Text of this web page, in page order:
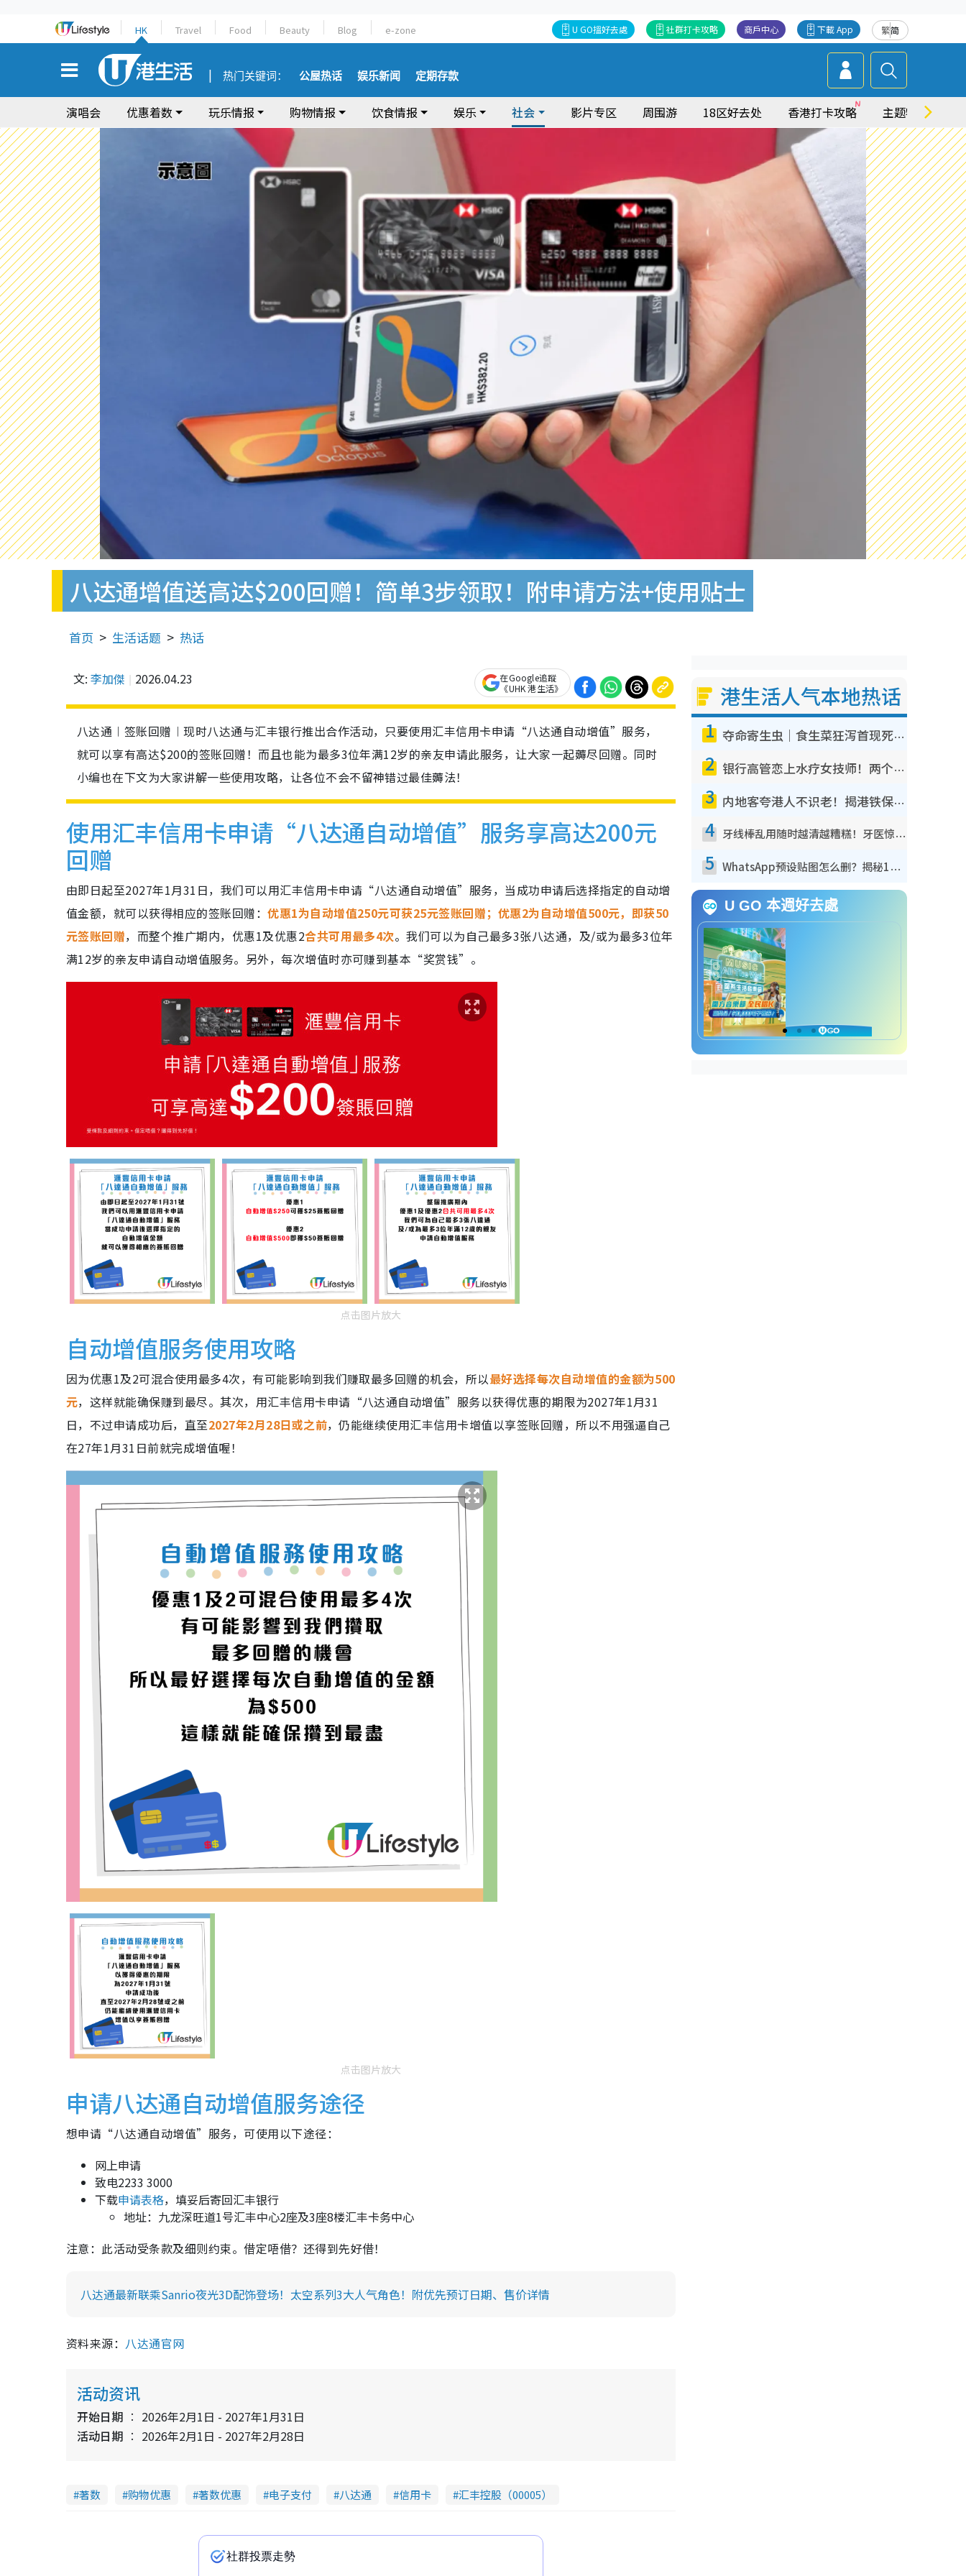
HK Travel Food Beauty Blog e-zone 繁简
下載 App
商戶中心
社群打卡攻略
U GO搵好去處
热门关键词： 公屋热话 娱乐新闻 定期存款
演唱会 优惠着数 玩乐情报 购物情报 饮食情报 娱乐 社会 影片专区 周围游 18区好去处 香港打卡攻略 主题特集
八达通增值送高达$200回赠！简单3步领取！附申请方法+使用贴士
首页 生活话题 热话
文: 李加傑 2026.04.23
在Google追蹤
《UHK 港生活》
八达通︱签账回赠︱现时八达通与汇丰银行推出合作活动，只要使用汇丰信用卡申请“八达通自动增值”服务，
就可以享有高达$200的签账回赠！而且也能为最多3位年满12岁的亲友申请此服务，让大家一起薅尽回赠。同时
小编也在下文为大家讲解一些使用攻略，让各位不会不留神错过最佳薅法！
使用汇丰信用卡申请“八达通自动增值”服务享高达200元
回赠
由即日起至2027年1月31日，我们可以用汇丰信用卡申请“八达通自动增值”服务，当成功申请后选择指定的自动增
值金额，就可以获得相应的签账回赠：优惠1为自动增值250元可获25元签账回赠；优惠2为自动增值500元，即获50
元签账回赠，而整个推广期内，优惠1及优惠2合共可用最多4次。我们可以为自己最多3张八达通，及/或为最多3位年
满12岁的亲友申请自动增值服务。另外，每次增值时亦可赚到基本“奖赏钱”。
点击图片放大
自动增值服务使用攻略
因为优惠1及2可混合使用最多4次，有可能影响到我们赚取最多回赠的机会，所以最好选择每次自动增值的金额为500
元，这样就能确保赚到最尽。其次，用汇丰信用卡申请“八达通自动增值”服务以获得优惠的期限为2027年1月31
日，不过申请成功后，直至2027年2月28日或之前，仍能继续使用汇丰信用卡增值以享签账回赠，所以不用强逼自己
在27年1月31日前就完成增值喔！
点击图片放大
申请八达通自动增值服务途径
想申请“八达通自动增值”服务，可使用以下途径：
网上申请
致电2233 3000
下载申请表格，填妥后寄回汇丰银行
地址：九龙深旺道1号汇丰中心2座及3座8楼汇丰卡务中心
注意：此活动受条款及细则约束。借定唔借？还得到先好借！
八达通最新联乘Sanrio夜光3D配饰登场！太空系列3大人气角色！附优先预订日期、售价详情
资料来源： 八达通官网
活动资讯
开始日期
2026年2月1日 - 2027年1月31日
活动日期
2026年2月1日 - 2027年2月28日
著数 购物优惠 著数优惠 电子支付 八达通 信用卡 汇丰控股（00005）
港生活人气本地热话
1 夺命寄生虫｜食生菜狂泻首现死者！疫潮恶化录1.8万宗病例 揭洗菜3大谬误
2 银行高管恋上水疗女技师！两个月借128万惊觉“沉船”沉落火海 揭背后疑似邪教操控卖淫
3 内地客夸港人不识老！揭港铁保鲜级冷气 港人求放过：别投诉
4 牙线棒乱用随时越清越糟糕！牙医惊揭盲目过户细菌恐致蛀牙：这种才是日常真保养
5 WhatsApp预设贴图怎么删？揭秘1招“反向操作”还原简洁界面 附3步实测教程
U GO 本週好去處